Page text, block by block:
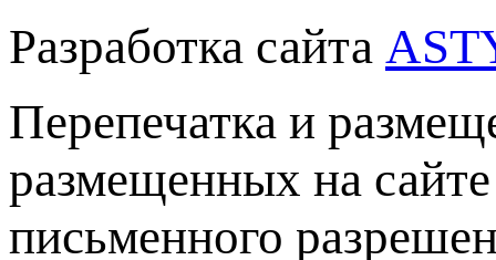
Разработка сайта
Перепечатка и
размещенных на
письменного